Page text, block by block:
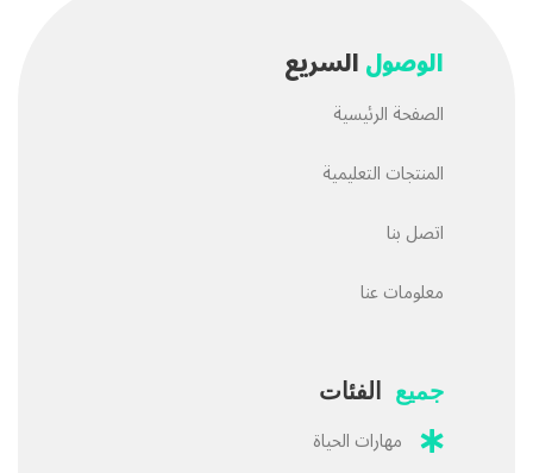
الوصولالسريع
الصفحة الرئيسية
المنتجات التعليمية
اتصل بنا
معلومات عنا
جميع الفئات
مهارات الحياة